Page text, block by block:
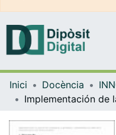
Inici Docència